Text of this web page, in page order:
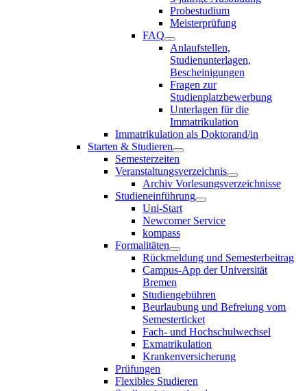
Probestudium
Meisterprüfung
FAQ
Anlaufstellen,
Studienunterlagen,
Bescheinigungen
Fragen zur
Studienplatzbewerbung
Unterlagen für die
Immatrikulation
Immatrikulation als Doktorand/in
Starten & Studieren
Semesterzeiten
Veranstaltungsverzeichnis
Archiv Vorlesungsverzeichnisse
Studieneinführung
Uni-Start
Newcomer Service
kompass
Formalitäten
Rückmeldung und Semesterbeitrag
Campus-App der Universität
Bremen
Studiengebühren
Beurlaubung und Befreiung vom
Semesterticket
Fach- und Hochschulwechsel
Exmatrikulation
Krankenversicherung
Prüfungen
Flexibles Studieren